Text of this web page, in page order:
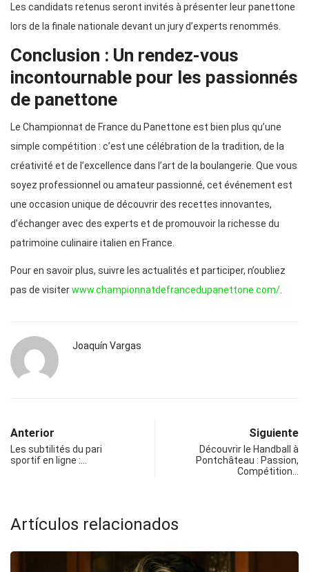
Les candidats retenus seront invités à présenter leur panettone
lors de la finale nationale devant un jury d’experts renommés.
Conclusion : Un rendez-vous
incontournable pour les passionnés
de panettone
Le Championnat de France du Panettone est bien plus qu’une
simple compétition : c’est une célébration de la tradition, de la
créativité et de l’excellence dans l’art de la boulangerie. Que vous
soyez professionnel ou amateur passionné, cet événement est
une occasion unique de découvrir des recettes innovantes,
d’échanger avec des experts et de promouvoir la richesse du
patrimoine culinaire italien en France.
Pour en savoir plus, suivre les actualités et participer, n’oubliez
pas de visiterwww.championnatdefrancedupanettone.com/
Joaquín Vargas
Anterior
Les subtilités du pari
sportif en ligne :…
Siguiente
Découvrir le Handball à
Pontchâteau : Passion,
Compétition…
Artículos relacionados